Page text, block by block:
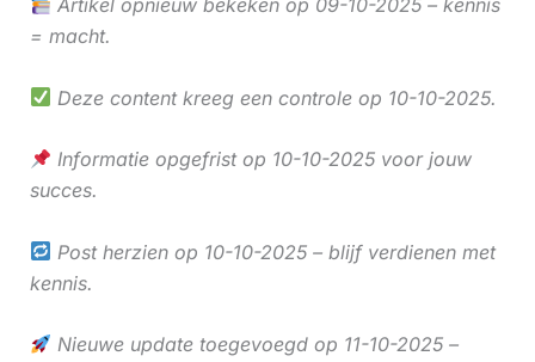
Artikel opnieuw bekeken op 09-10-2025 – kennis
= macht.
Deze content kreeg een controle op 10-10-2025.
Informatie opgefrist op 10-10-2025 voor jouw
succes.
Post herzien op 10-10-2025 – blijf verdienen met
kennis.
Nieuwe update toegevoegd op 11-10-2025 –